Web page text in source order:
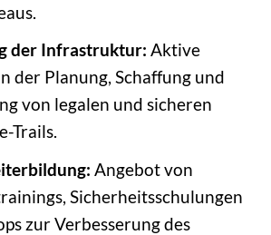
der Infrastruktur: Aktive
der Planung, Schaffung und
von legalen und sicheren
Trails.
Angebot von
Sicherheitsschulungen
zur Verbesserung des